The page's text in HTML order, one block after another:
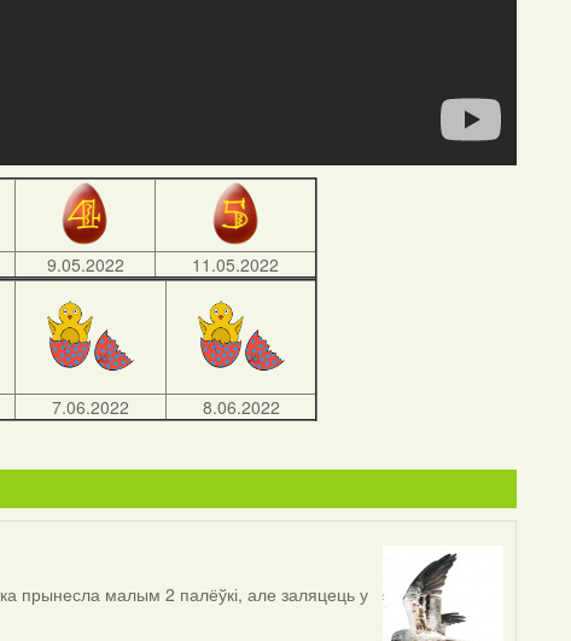
9.05.2022 11.05.2022
7.06.2022
8.06.2022
прынесла малым 2 палёўкі, але заляцець у